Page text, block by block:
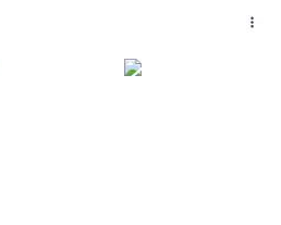
凤祥、老庙黄金、菜百首饰、
生）挂牌金价,工费另计,单位:
老庙黄金今日金价品牌产品